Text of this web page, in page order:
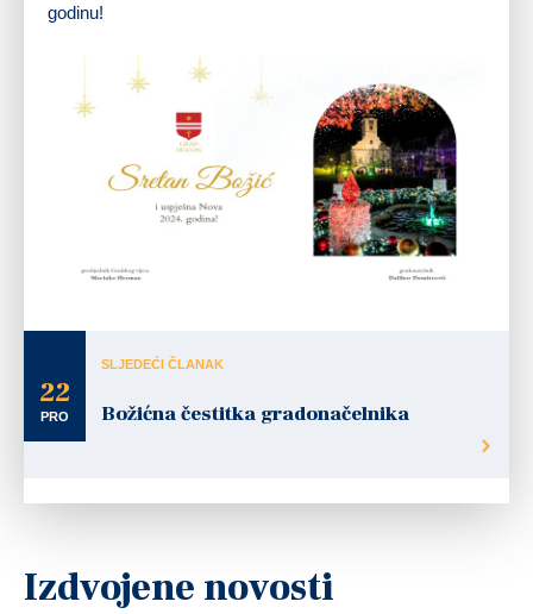
godinu!
22
PRO
SLJEDEĆI ČLANAK
Božićna čestitka gradonačelnika
Izdvojene novosti